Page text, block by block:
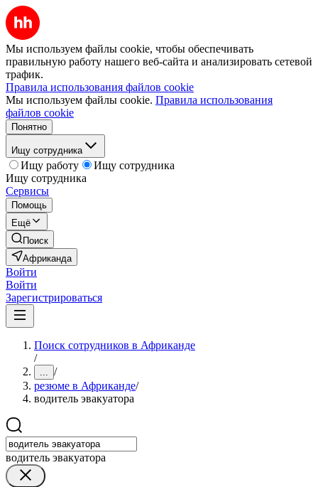
Мы используем файлы cookie, чтобы обеспечивать
правильную работу нашего веб-сайта и анализировать сетевой
трафик.
Правила использования файлов cookie
Мы используем файлы cookie. Правила использования
файлов cookie
Понятно
Ищу сотрудника
Ищу работу
Ищу сотрудника
Ищу сотрудника
Сервисы
Помощь
Ещё
Поиск
Африканда
Войти
Войти
Зарегистрироваться
Поиск сотрудников в Африканде
/
... /
резюме в Африканде/
водитель эвакуатора
водитель эвакуатора